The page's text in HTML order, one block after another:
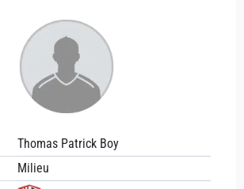
Thomas Patrick Boy
Milieu